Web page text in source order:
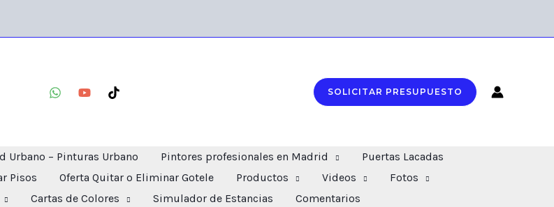
SOLICITAR PRESUPUESTO
Urbano – Pinturas Urbano Pintores profesionales en Madrid
Puertas Lacadas
Pisos Oferta Quitar o Eliminar Gotele Productos Videos
Fotos
Cartas de Colores Simulador de Estancias
Comentarios